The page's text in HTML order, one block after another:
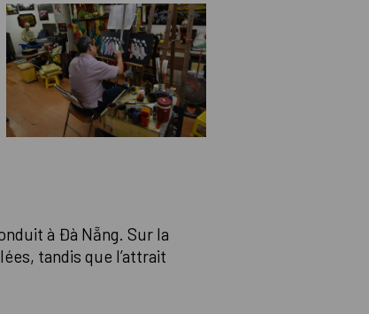
à Đà Nẵng. Sur la
tandis que l’attrait